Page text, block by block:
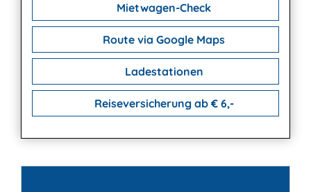
Mietwagen-Check
Route via Google Maps
Ladestationen
Reiseversicherung ab € 6,-